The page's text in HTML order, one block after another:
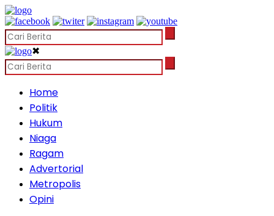
✖
Home
Politik
Hukum
Niaga
Ragam
Advertorial
Metropolis
Opini